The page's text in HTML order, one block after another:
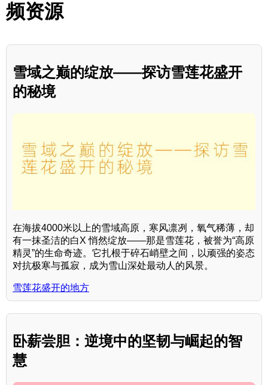
频资源
雪域之巅的绽放——探访雪莲花盛开
的秘境
在海拔4000米以上的雪域高原，寒风凛冽，氧气稀薄，却
有一抹圣洁的白X 悄然绽放——那是雪莲花，被誉为“高原
精灵”的生命奇迹。它扎根于碎石峭壁之间，以顽强的姿态
对抗极寒与孤寂，成为雪山深处最动人的风景。
雪莲花盛开的地方
卧薪尝胆：逆境中的坚韧与崛起的智
慧